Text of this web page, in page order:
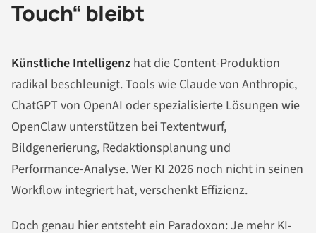
Touch“ bleibt
Künstliche Intelligenz hat die Content-Produktion
radikal beschleunigt. Tools wie Claude von Anthropic,
ChatGPT von OpenAI oder spezialisierte Lösungen wie
OpenClaw unterstützen bei Textentwurf,
Bildgenerierung, Redaktionsplanung und
Performance-Analyse. WerKI 2026 noch nicht in seinen
Workflow integriert hat, verschenkt Effizienz.
Doch genau hier entsteht ein Paradoxon: Je mehr KI-